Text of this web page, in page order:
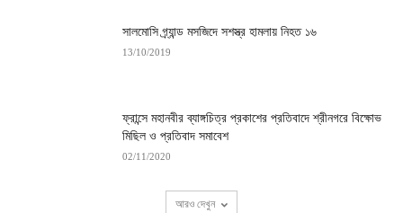
সালমোসি গ্র্যান্ড মসজিদে সশস্ত্র হামলায় নিহত ১৬
13/10/2019
ফ্রান্সে মহানবীর ব্যাঙ্গচিত্র প্রকাশের প্রতিবাদে শ্রীনগরে বিক্ষোভ
মিছিল ও প্রতিবাদ সমাবেশ
02/11/2020
আরও দেখুন